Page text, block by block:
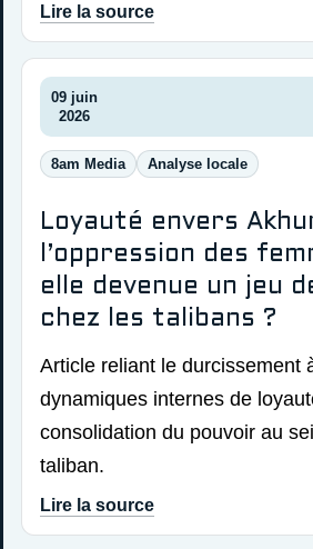
Lire la source
09 juin
2026
8am Media Analyse locale
Loyauté envers
l’oppression des
elle devenue un jeu
chez les talibans ?
Article reliant le durcissement
dynamiques internes de
consolidation du pouvoir au
taliban.
Lire la source